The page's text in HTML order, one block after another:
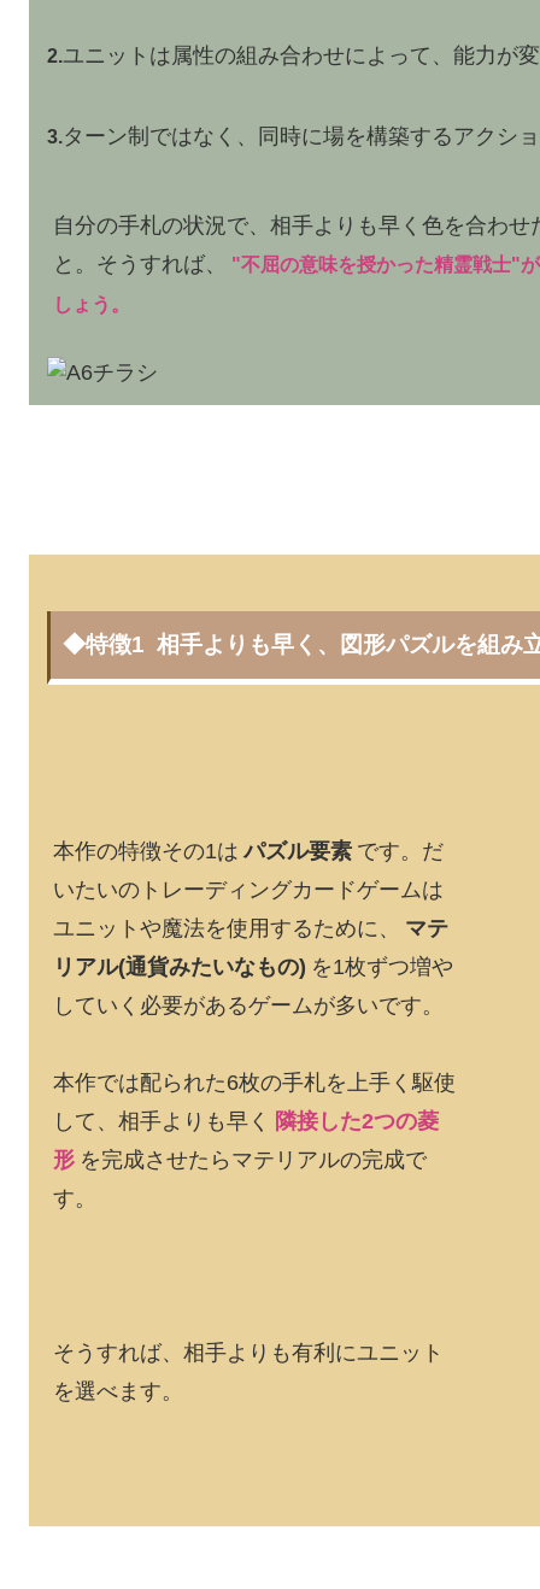
2.ユニットは属性の組み合わせによって、能力が
3.ターン制ではなく、同時に場を構築するアクシ
自分の手札の状況で、相手よりも早く色を合わ
と。そうすれば、
"不屈の意味を授かった精霊戦士"
しょう。
◆特徴1 相手よりも早く、図形パズルを組み
本作の特徴その1は パズル要素 です。だ
いたいのトレーディングカードゲームは
ユニットや魔法を使用するために、
マテ
リアル(通貨みたいなもの) を1枚ずつ増や
していく必要があるゲームが多いです。
本作では配られた6枚の手札を上手く駆使
して、相手よりも早く
隣接した2つの菱
形 を完成させたらマテリアルの完成で
す。
そうすれば、相手よりも有利にユニット
を選べます。